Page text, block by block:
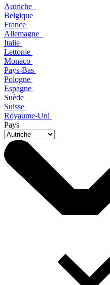
Autriche
Belgique
France
Allemagne
Italie
Lettonie
Monaco
Pays-Bas
Pologne
Espagne
Suède
Suisse
Royaume-Uni
Pays